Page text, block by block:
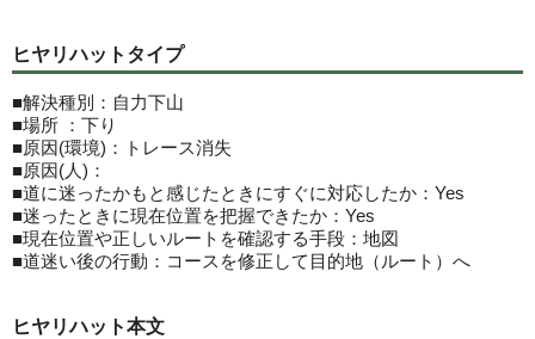
ヒヤリハットタイプ
■解決種別：自力下山
■場所 ：下り
■原因(環境)：トレース消失
■原因(人)：
■道に迷ったかもと感じたときにすぐに対応したか：Yes
■迷ったときに現在位置を把握できたか：Yes
■現在位置や正しいルートを確認する手段：地図
■道迷い後の行動：コースを修正して目的地（ルート）へ
ヒヤリハット本文